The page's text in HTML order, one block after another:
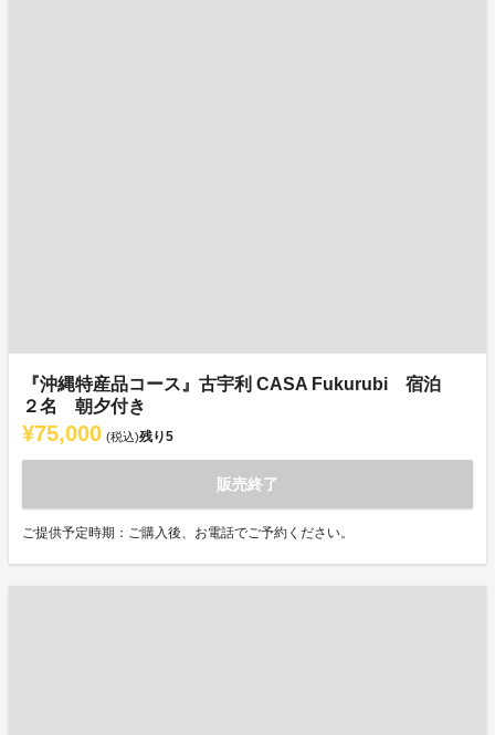
『沖縄特産品コース』古宇利 CASA Fukurubi 宿泊
２名 朝夕付き
¥75,000 (税込)残り5
販売終了
ご提供予定時期：ご購入後、お電話でご予約ください。